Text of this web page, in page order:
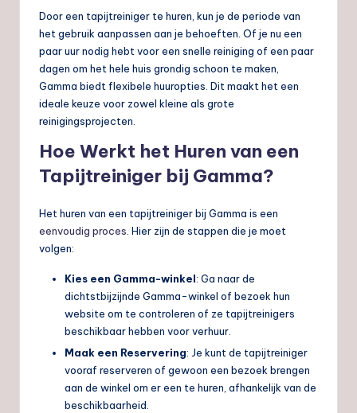
Door een tapijtreiniger te huren, kun je de periode van
het gebruik aanpassen aan je behoeften. Of je nu een
paar uur nodig hebt voor een snelle reiniging of een paar
dagen om het hele huis grondig schoon te maken,
Gamma biedt flexibele huuropties. Dit maakt het een
ideale keuze voor zowel kleine als grote
reinigingsprojecten.
Hoe Werkt het Huren van een
Tapijtreiniger bij Gamma?
Het huren van een tapijtreiniger bij Gamma is een
eenvoudig proces . Hier zijn de stappen die je moet
volgen:
Kies een Gamma-winkel: Ga naar de
dichtstbijzijnde Gamma-winkel of bezoek hun
website om te controleren of ze tapijtreinigers
beschikbaar hebben voor verhuur.
Maak een Reservering: Je kunt de tapijtreiniger
vooraf reserveren of gewoon een bezoek brengen
aan de winkel om er een te huren, afhankelijk van de
beschikbaarheid.